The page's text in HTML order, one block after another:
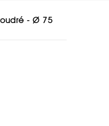
- Ø 75